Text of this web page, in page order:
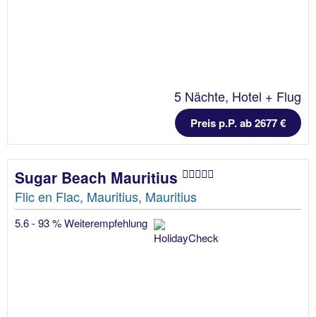
5 Nächte, Hotel + Flug
Preis p.P. ab 2677 €
Sugar Beach Mauritius
Flic en Flac, Mauritius, Mauritius
5.6 - 93 % Weiterempfehlung